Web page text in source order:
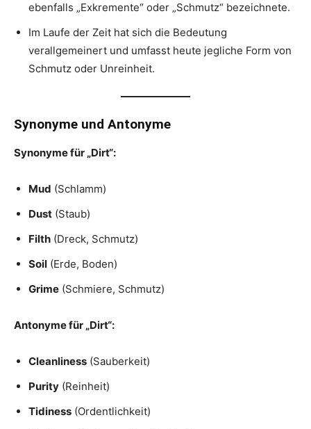
ebenfalls „Exkremente“ oder „Schmutz“ bezeichnete.
Im Laufe der Zeit hat sich die Bedeutung
verallgemeinert und umfasst heute jegliche Form von
Schmutz oder Unreinheit.
Synonyme und Antonyme
Synonyme für „Dirt“:
Mud (Schlamm)
Dust (Staub)
Filth (Dreck, Schmutz)
Soil (Erde, Boden)
Grime (Schmiere, Schmutz)
Antonyme für „Dirt“:
Cleanliness (Sauberkeit)
Purity (Reinheit)
Tidiness (Ordentlichkeit)